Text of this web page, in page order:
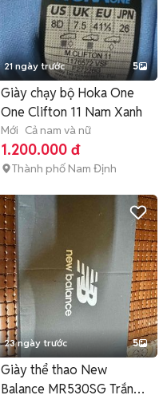
21 ngày trước 5
Giày chạy bộ Hoka One
One Clifton 11 Nam Xanh
Mới Cả nam và nữ
1.200.000 đ
Thành phố Nam Định
23 ngày trước 5
Giày thể thao New
Balance MR530SG Trắng